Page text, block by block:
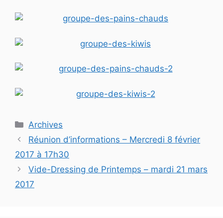
Catégories
Archives
Réunion d’informations – Mercredi 8 février
2017 à 17h30
Vide-Dressing de Printemps – mardi 21 mars
2017